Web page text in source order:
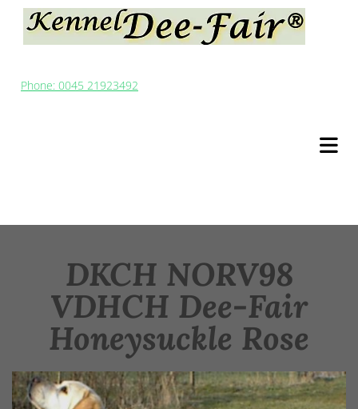
Phone: 0045 21923492
DKCH NORV98
VDHCH Dee-Fair
Honeysuckle Rose